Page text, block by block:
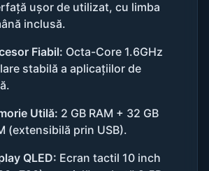
ușor de utilizat, cu limba
inclusă.
Fiabil: Octa-Core 1.6GHz
stabilă a aplicațiilor de
Utilă: 2 GB RAM + 32 GB
(extensibilă prin USB).
QLED: Ecran tactil 10 inch